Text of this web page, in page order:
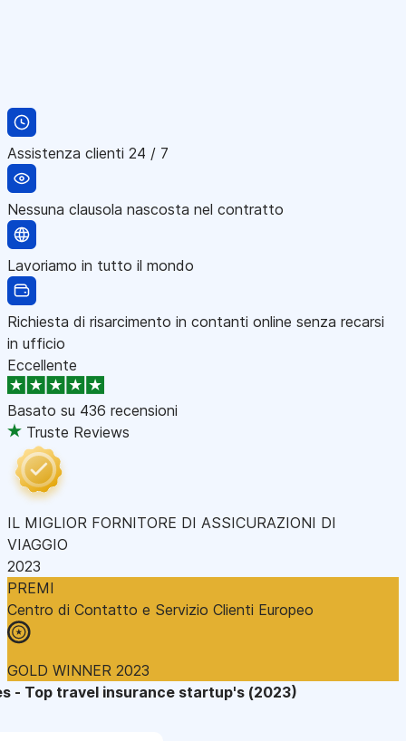
Assistenza clienti 24 / 7
Nessuna clausola nascosta nel contratto
Lavoriamo in tutto il mondo
Richiesta di risarcimento in contanti online senza recarsi
in ufficio
Eccellente
Basato su 436 recensioni
Truste Reviews
IL MIGLIOR FORNITORE DI ASSICURAZIONI DI
VIAGGIO
2023
PREMI
Centro di Contatto e Servizio Clienti Europeo
GOLD WINNER 2023
- Top travel insurance startup's (2023)